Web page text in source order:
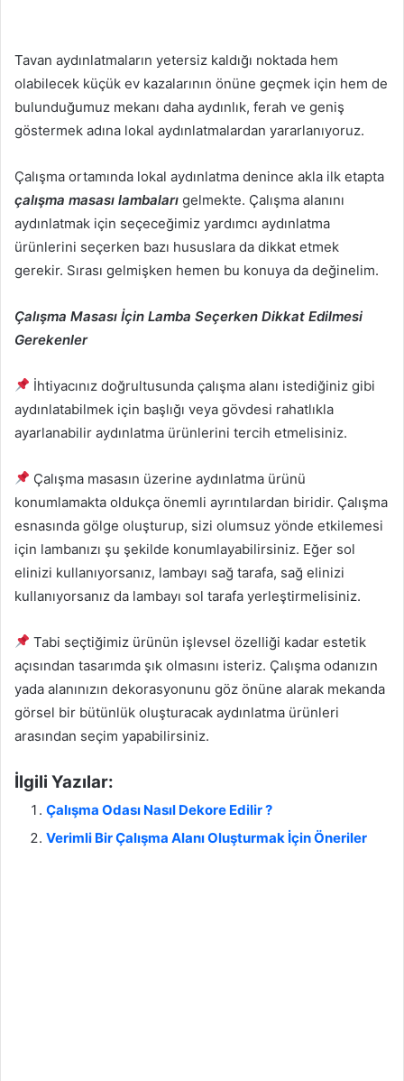
Tavan aydınlatmaların yetersiz kaldığı noktada hem
olabilecek küçük ev kazalarının önüne geçmek için hem de
bulunduğumuz mekanı daha aydınlık, ferah ve geniş
göstermek adına lokal aydınlatmalardan yararlanıyoruz.
Çalışma ortamında lokal aydınlatma denince akla ilk etapta
çalışma masası lambaları gelmekte. Çalışma alanını
aydınlatmak için seçeceğimiz yardımcı aydınlatma
ürünlerini seçerken bazı hususlara da dikkat etmek
gerekir. Sırası gelmişken hemen bu konuya da değinelim.
Çalışma Masası İçin Lamba Seçerken Dikkat Edilmesi
Gerekenler
İhtiyacınız doğrultusunda çalışma alanı istediğiniz gibi
aydınlatabilmek için başlığı veya gövdesi rahatlıkla
ayarlanabilir aydınlatma ürünlerini tercih etmelisiniz.
Çalışma masasın üzerine aydınlatma ürünü
konumlamakta oldukça önemli ayrıntılardan biridir. Çalışma
esnasında gölge oluşturup, sizi olumsuz yönde etkilemesi
için lambanızı şu şekilde konumlayabilirsiniz. Eğer sol
elinizi kullanıyorsanız, lambayı sağ tarafa, sağ elinizi
kullanıyorsanız da lambayı sol tarafa yerleştirmelisiniz.
Tabi seçtiğimiz ürünün işlevsel özelliği kadar estetik
açısından tasarımda şık olmasını isteriz. Çalışma odanızın
yada alanınızın dekorasyonunu göz önüne alarak mekanda
görsel bir bütünlük oluşturacak aydınlatma ürünleri
arasından seçim yapabilirsiniz.
İlgili Yazılar:
Çalışma Odası Nasıl Dekore Edilir ?
Verimli Bir Çalışma Alanı Oluşturmak İçin Öneriler